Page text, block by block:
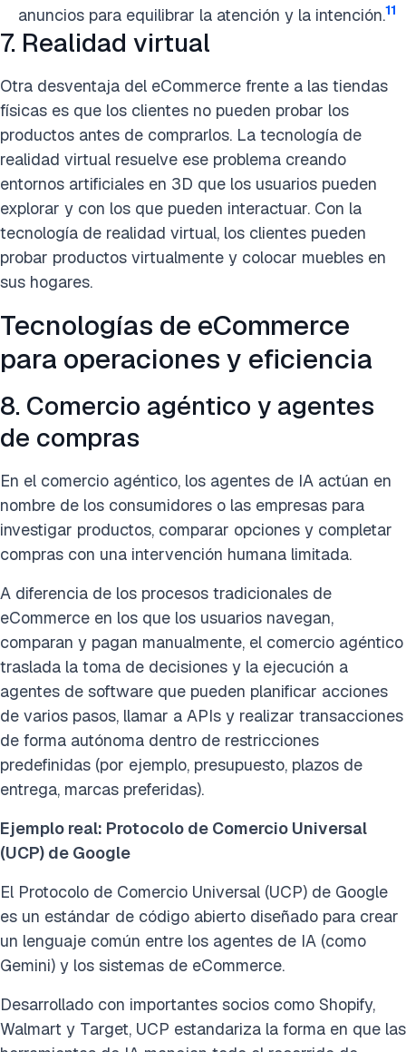
anuncios para equilibrar la atención y la intención.11
7. Realidad virtual
Otra desventaja del eCommerce frente a las tiendas
físicas es que los clientes no pueden probar los
productos antes de comprarlos. La tecnología de
realidad virtual resuelve ese problema creando
entornos artificiales en 3D que los usuarios pueden
explorar y con los que pueden interactuar. Con la
tecnología de realidad virtual, los clientes pueden
probar productos virtualmente y colocar muebles en
sus hogares.
Tecnologías de eCommerce
para operaciones y eficiencia
8. Comercio agéntico y agentes
de compras
En el comercio agéntico, los agentes de IA actúan en
nombre de los consumidores o las empresas para
investigar productos, comparar opciones y completar
compras con una intervención humana limitada.
A diferencia de los procesos tradicionales de
eCommerce en los que los usuarios navegan,
comparan y pagan manualmente, el comercio agéntico
traslada la toma de decisiones y la ejecución a
agentes de software que pueden planificar acciones
de varios pasos, llamar a APIs y realizar transacciones
de forma autónoma dentro de restricciones
predefinidas (por ejemplo, presupuesto, plazos de
entrega, marcas preferidas).
Ejemplo real: Protocolo de Comercio Universal
(UCP) de Google
El Protocolo de Comercio Universal (UCP) de Google
es un estándar de código abierto diseñado para crear
un lenguaje común entre los agentes de IA (como
Gemini) y los sistemas de eCommerce.
Desarrollado con importantes socios como Shopify,
Walmart y Target, UCP estandariza la forma en que las